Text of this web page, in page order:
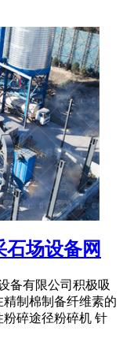
石场设备网
备有限公司积极吸
制棉制备纤维素的
碎途径粉碎机 针